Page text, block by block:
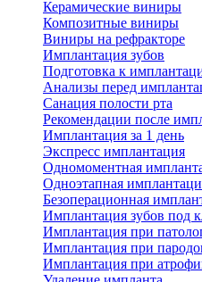
Керамические виниры
Композитные виниры
Виниры на рефракторе
Имплантация зубов
Подготовка к
Анализы перед
Санация полости рта
Рекомендации после
Имплантация за 1 день
Экспресс имплантация
Одномоментная
Одноэтапная
Безоперационная
Имплантация зубов под
Имплантация при
Имплантация при
Имплантация при